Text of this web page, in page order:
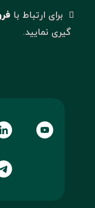
برای ارتباط با
گیری نمایید.